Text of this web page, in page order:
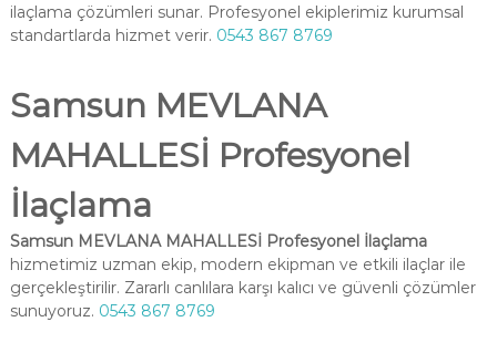
ilaçlama çözümleri sunar. Profesyonel ekiplerimiz kurumsal
standartlarda hizmet verir. 0543 867 8769
Samsun MEVLANA
MAHALLESİ Profesyonel
İlaçlama
Samsun MEVLANA MAHALLESİ Profesyonel İlaçlama
hizmetimiz uzman ekip, modern ekipman ve etkili ilaçlar ile
gerçekleştirilir. Zararlı canlılara karşı kalıcı ve güvenli çözümler
sunuyoruz. 0543 867 8769